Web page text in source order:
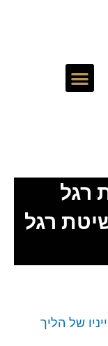
תפריט
רגל
רגל
של הליך